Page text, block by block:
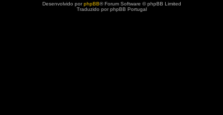
Desenvolvido porphpBB® Forum Software © phpBB Limited
Traduzido por phpBB Portugal